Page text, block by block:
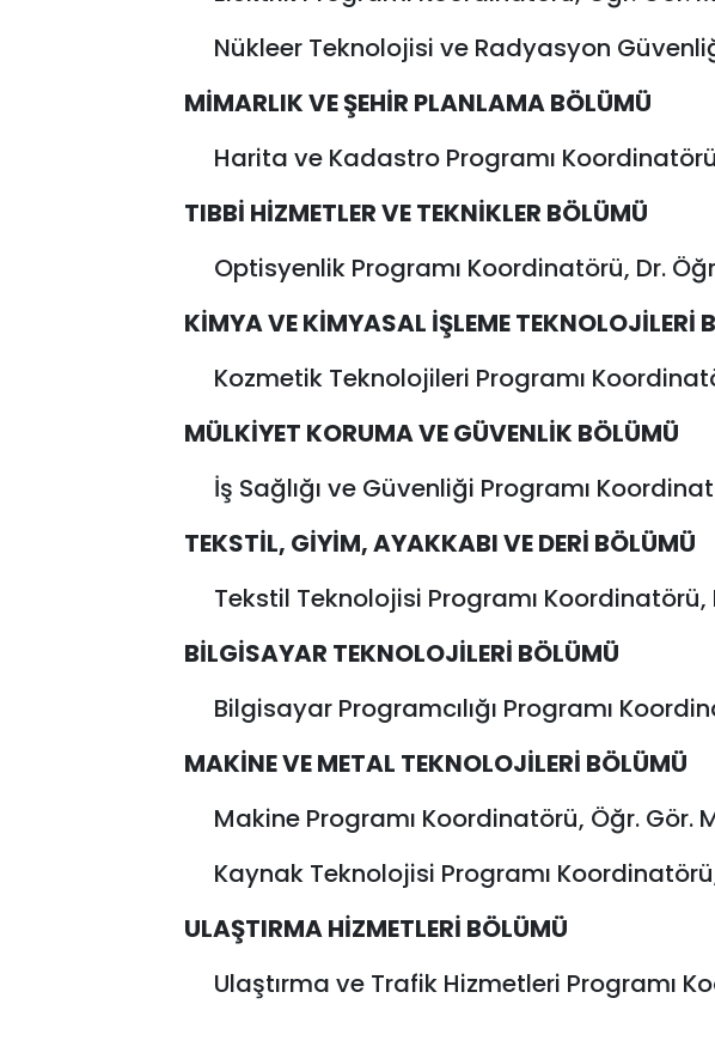
Nükleer Teknolojisi ve Radyasyon
MİMARLIK VE ŞEHİR PLANLAMA BÖLÜMÜ
Harita ve Kadastro Programı
TIBBİ HİZMETLER VE TEKNİKLER BÖLÜMÜ
Optisyenlik Programı Koordinatörü, Dr.
KİMYA VE KİMYASAL İŞLEME TEKNOLOJİLERİ
Kozmetik Teknolojileri Programı
MÜLKİYET KORUMA VE GÜVENLİK BÖLÜMÜ
İş Sağlığı ve Güvenliği Programı
TEKSTİL, GİYİM, AYAKKABI VE DERİ BÖLÜMÜ
Tekstil Teknolojisi Programı Koordinatörü,
BİLGİSAYAR TEKNOLOJİLERİ BÖLÜMÜ
Bilgisayar Programcılığı Programı
MAKİNE VE METAL TEKNOLOJİLERİ BÖLÜMÜ
Makine Programı Koordinatörü, Öğr. Gör.
Kaynak Teknolojisi Programı
ULAŞTIRMA HİZMETLERİ BÖLÜMÜ
Ulaştırma ve Trafik Hizmetleri Programı